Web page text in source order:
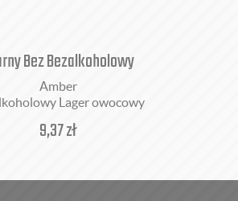
Bez Bezalkoholowy
Amber
Lager owocowy
9,37zł